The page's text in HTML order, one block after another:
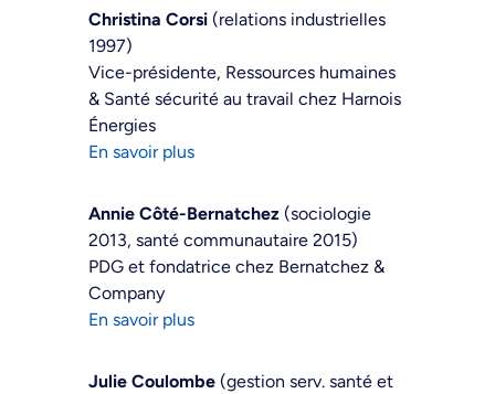
Christina Corsi (relations industrielles
1997)
Vice-présidente, Ressources humaines
& Santé sécurité au travail chez Harnois
Énergies
En savoir plus
Annie Côté-Bernatchez (sociologie
2013, santé communautaire 2015)
PDG et fondatrice chez Bernatchez &
Company
En savoir plus
Julie Coulombe (gestion serv. santé et